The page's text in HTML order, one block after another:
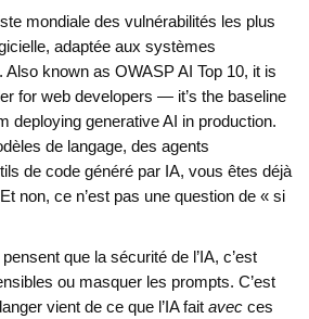
mondiale des vulnérabilités les plus
adaptée aux systèmes
. Also known as OWASP AI Top 10, it is
for web developers — it’s the baseline
deploying generative AI in production.
de langage, des agents
de code généré par IA, vous êtes déjà
non, ce n’est pas une question de « si
que la sécurité de l’IA, c’est
ou masquer les prompts. C’est
vient de ce que l’IA fait avec ces